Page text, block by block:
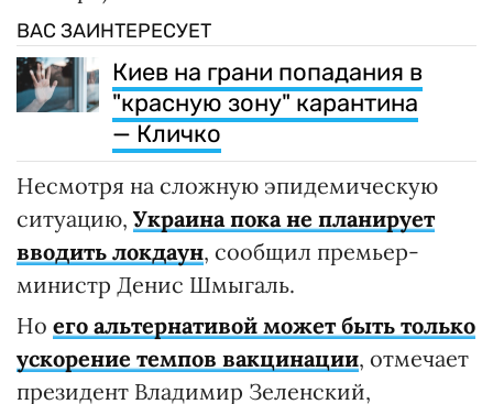
ВАС ЗАИНТЕРЕСУЕТ
Киев на грани попадания в
"красную зону" карантина
— Кличко
Несмотря на сложную эпидемическую
ситуацию, Украина пока не планирует
вводить локдаун, сообщил премьер-
министр Денис Шмыгаль.
Но его альтернативой может быть только
ускорение темпов вакцинации, отмечает
президент Владимир Зеленский,